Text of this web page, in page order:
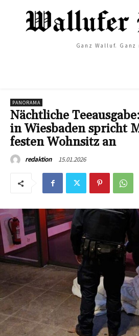
Ganz Walluf. Ganz
PANORAMA
Nächtliche
in Wiesbaden spricht
festen Wohnsitz an
redaktion 15.01.2026